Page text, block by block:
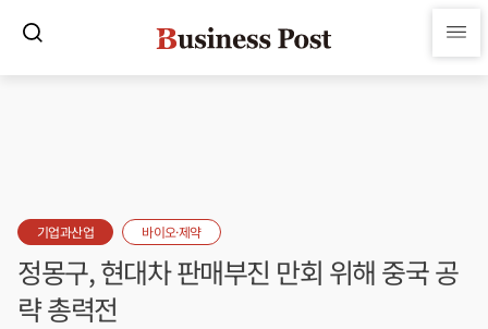
기업과산업 바이오·제약
정몽구, 현대차 판매부진 만회 위해 중국 공
략 총력전